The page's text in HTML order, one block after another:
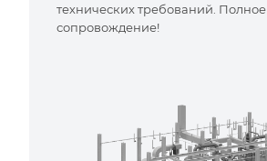
технических требований. Полное
сопровождение!